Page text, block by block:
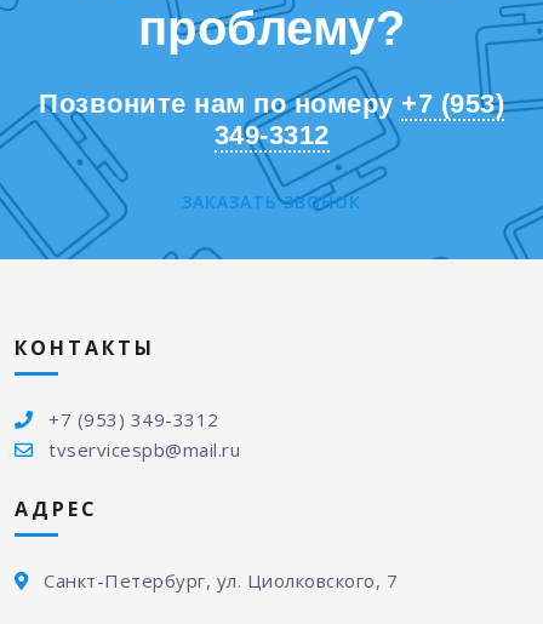
проблему?
Позвоните нам по номеру +7 (953)
349-3312
ЗАКАЗАТЬ ЗВОНОК
КОНТАКТЫ
+7 (953) 349-3312
tvservicespb@mail.ru
АДРЕС
Санкт-Петербург, ул. Циолковского, 7